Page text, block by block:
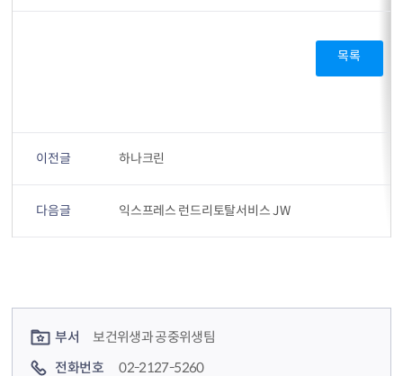
목록
이전글 하나크린
다음글 익스프레스 런드리토탈서비스 JW
부서
보건위생과 공중위생팀
전화번호
02-2127-5260